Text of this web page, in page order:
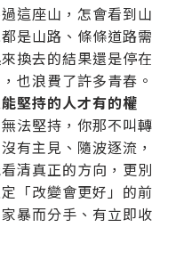
這座山，怎會看到山
是山路、條條道路需
換去的結果還是停在
也浪費了許多青春。
堅持的人才有的權
法堅持，你那不叫轉
有主見、隨波逐流，
清真正的方向，更別
「改變會更好」的前
暴而分手、有立即收